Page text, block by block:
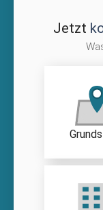
Jetzt